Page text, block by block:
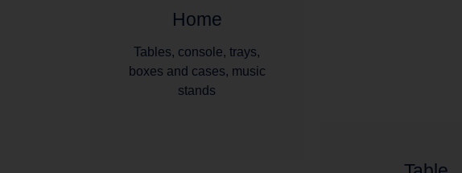
Home
Tables, console, trays,
boxes and cases, music
stands